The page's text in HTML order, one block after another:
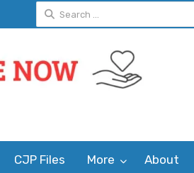
Search
for:
CJP Files More About